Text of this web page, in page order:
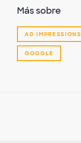
Más sobre
AD IMPRESSIONS
GOOGLE